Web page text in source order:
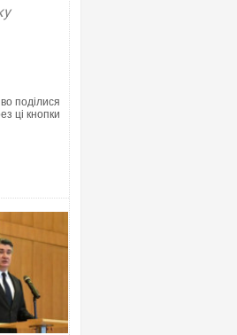
поділися
ці кнопки